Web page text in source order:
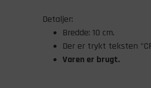
Detaljer:
Bredde: 10 cm.
Der er trykt teksten
Varen er brugt.